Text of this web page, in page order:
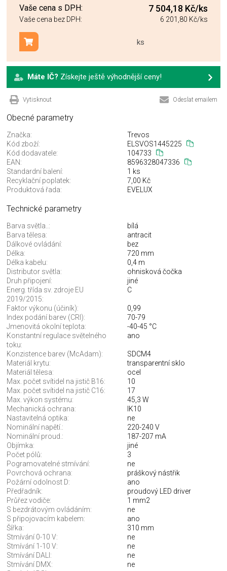
Vaše cena s DPH: 7 504,18 Kč/ks
Vaše cena bez DPH: 6 201,80 Kč/ks
ks
Přidat do košíku
Máte IČ? Získejte ještě výhodnější ceny!
Vytisknout Odeslat emailem
Obecné parametry
Značka:
Trevos
Kód zboží:
ELSVOS1445225
Kód dodavatele:
104733
EAN:
8596328047336
Standardní balení:
1 ks
Recyklační poplatek:
7,00 Kč
Produktová řada:
EVELUX
Technické parametry
Barva světla..:
bílá
Barva tělesa:
antracit
Dálkové ovládání:
bez
Délka:
720 mm
Délka kabelu:
0,4 m
Distributor světla:
ohnisková čočka
Druh připojení:
jiné
Energ. třída sv. zdroje EU
2019/2015:
C
Faktor výkonu (účiník):
0,99
Index podání barev (CRI):
70-79
Jmenovitá okolní teplota:
-40-45 °C
Konstantní regulace světelného
toku:
ano
Konzistence barev (McAdam):
SDCM4
Materiál krytu:
transparentní sklo
Materiál tělesa:
ocel
Max. počet svítidel na jistič B16:
10
Max. počet svítidel na jistič C16:
17
Max. výkon systému:
45,3 W
Mechanická ochrana:
IK10
Nastavitelná optika:
ne
Nominální napětí.:
220-240 V
Nominální proud.:
187-207 mA
Objímka:
jiné
Počet pólů:
3
Pogramovatelné stmívání:
ne
Povrchová ochrana:
práškový nástřik
Požární odolnost D:
ano
Předřadník:
proudový LED driver
Průřez vodiče:
1 mm2
S bezdrátovým ovládáním:
ne
S připojovacím kabelem:
ano
Šířka:
310 mm
Stmívání 0-10 V:
ne
Stmívání 1-10 V:
ne
Stmívání DALI:
ne
Stmívání DMX:
ne